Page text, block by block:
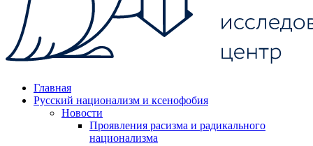
Главная
Русский национализм и ксенофобия
Новости
Проявления расизма и радикального
национализма